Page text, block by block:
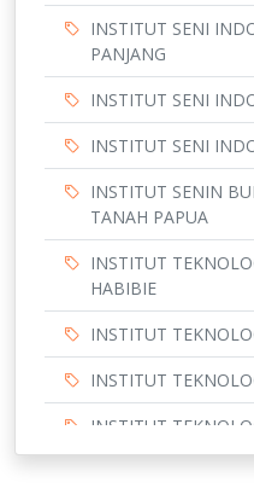
INSTITUT SENI
PANJANG
INSTITUT SENI
INSTITUT SENI
INSTITUT SENIN
TANAH PAPUA
INSTITUT
HABIBIE
INSTITUT
INSTITUT
INSTITUT
NOVEMBER